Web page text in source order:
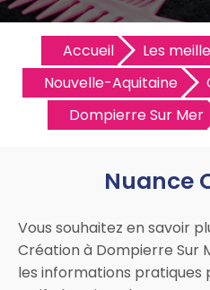
Accueil
Les
Nouvelle-Aquitaine
Dompierre Sur Mer
Nuance
Vous souhaitez en savoir
Création à Dompierre Sur
les informations pratiques